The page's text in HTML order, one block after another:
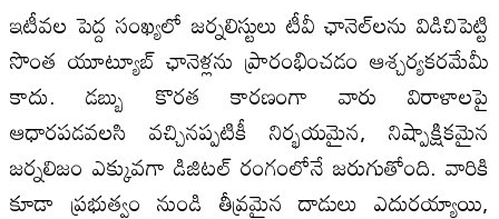
ఇటీవల పెద్ద సంఖ్యలో జర్నలిస్టులు టీవీ ఛానెల్‌లను విడిచిపెట్టి
సొంత యూట్యూబ్ ఛానెళ్లను ప్రారంభించడం ఆశ్చర్యకరమేమీ
కాదు. డబ్బు కొరత కారణంగా వారు విరాళాలపై
ఆధారపడవలసి వచ్చినప్పటికీ నిర్భయమైన, నిష్పాక్షికమైన
జర్నలిజం ఎక్కువగా డిజిటల్ రంగంలోనే జరుగుతోంది. వారికి
కూడా ప్రభుత్వం నుండి తీవ్రమైన దాడులు ఎదురయ్యాయి,